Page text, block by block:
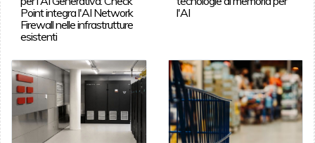
Point integra l'AI Network
Firewall nelle infrastrutture
esistenti
l'AI